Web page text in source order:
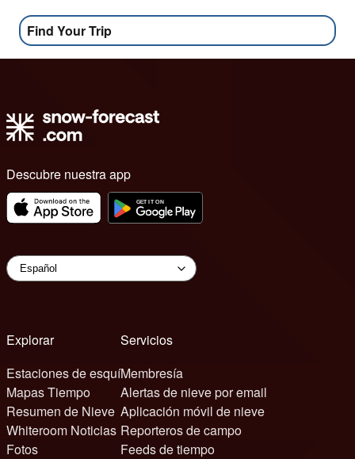
Find Your Trip
Descubre nuestra app
Explorar
Estaciones de esquí
Mapas Tiempo
Resumen de Nieve
Whiteroom Noticias
Fotos
Servicios
Membresía
Alertas de nieve por email
Aplicación móvil de nieve
Reporteros de campo
Feeds de tiempo